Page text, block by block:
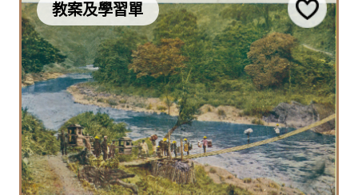
教案及學習單